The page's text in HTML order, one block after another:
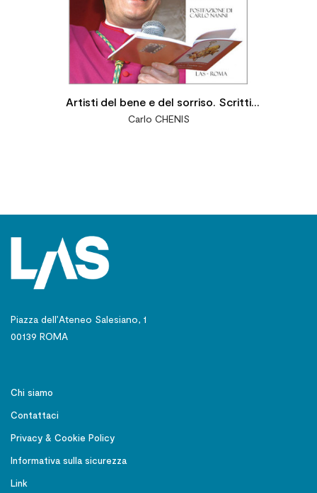
Artisti del bene e del sorriso. Scritti
pastorali, testimonianze. A cura di BAY
Carlo CHENIS
Piazza dell’Ateneo Salesiano, 1
00139 ROMA
Chi siamo
Contattaci
Privacy & Cookie Policy
Informativa sulla sicurezza
Link